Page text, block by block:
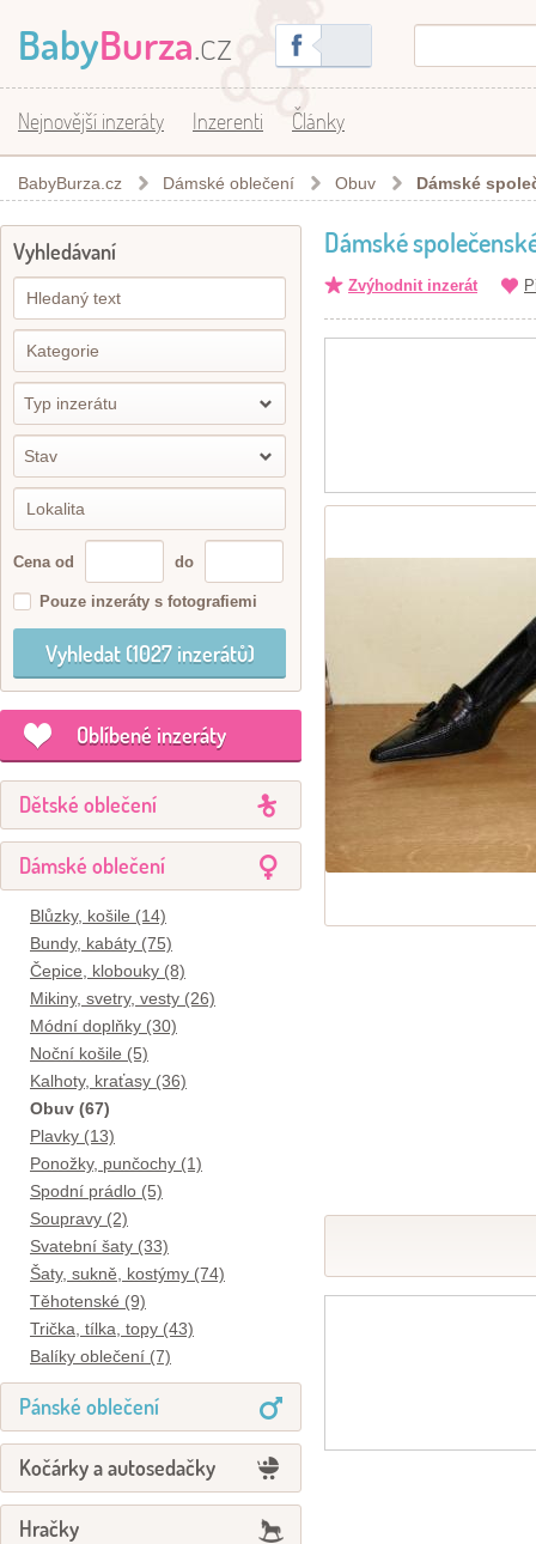
BabyBurza.cz
Nejnovější inzeráty Inzerenti Články
BabyBurza.cz Dámské oblečení Obuv Dámské
Vyhledávaní
Typ inzerátu
Stav
Cena od do
Pouze inzeráty s fotografiemi
Oblíbené inzeráty
Dětské oblečení
Dámské oblečení
Blůzky, košile (14)
Bundy, kabáty (75)
Čepice, klobouky (8)
Mikiny, svetry, vesty (26)
Módní doplňky (30)
Noční košile (5)
Kalhoty, kraťasy (36)
Obuv (67)
Plavky (13)
Ponožky, punčochy (1)
Spodní prádlo (5)
Soupravy (2)
Svatební šaty (33)
Šaty, sukně, kostýmy (74)
Těhotenské (9)
Trička, tílka, topy (43)
Balíky oblečení (7)
Pánské oblečení
Kočárky a autosedačky
Hračky
Dámské
Zvýhodnit inzerát